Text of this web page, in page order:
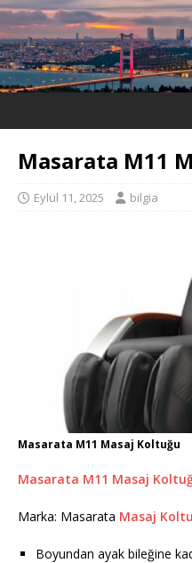
Masarata M11
Eylül 11, 2025 bilgia
Masarata M11 Masaj Koltuğu
Masarata M11 Masaj
Marka: Masarata Masaj
Boyundan ayak bileğine